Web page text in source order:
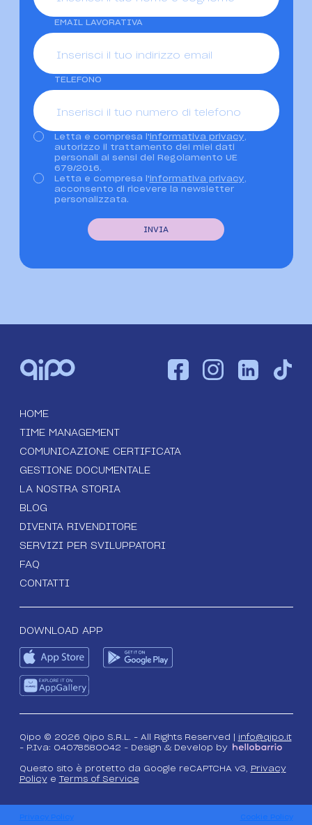
EMAIL LAVORATIVA
TELEFONO
PrivacyLetta e compresa l'informativa privacy,
autorizzo il trattamento dei miei dati
personali ai sensi del Regolamento UE
679/2016.
Newsletter
Letta e compresa l'informativa privacy,
acconsento di ricevere la newsletter
personalizzata.
HOME
TIME MANAGEMENT
COMUNICAZIONE CERTIFICATA
GESTIONE DOCUMENTALE
LA NOSTRA STORIA
BLOG
DIVENTA RIVENDITORE
SERVIZI PER SVILUPPATORI
FAQ
CONTATTI
DOWNLOAD APP
Qipo © 2026 Qipo S.R.L. - All Rights Reserved | info@qipo.it
- P.Iva: 04078580042 - Design & Develop by
Questo sito è protetto da Google reCAPTCHA v3, Privacy
Policye Terms of Service
Privacy Policy Cookie Policy